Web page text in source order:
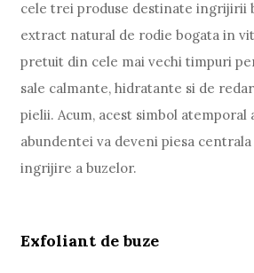
cele trei produse destinate ingrijirii
extract natural de rodie bogata in
pretuit din cele mai vechi timpuri
sale calmante, hidratante si de
pielii. Acum, acest simbol
abundentei va deveni piesa
ingrijire a buzelor.
Exfoliant de buze